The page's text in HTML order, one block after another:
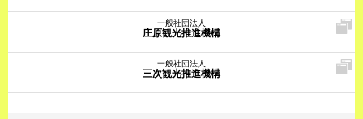
一般社団法人
庄原観光推進機構
一般社団法人
三次観光推進機構